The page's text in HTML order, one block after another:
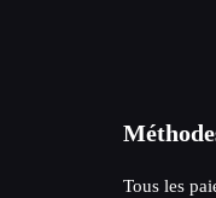
Tous les